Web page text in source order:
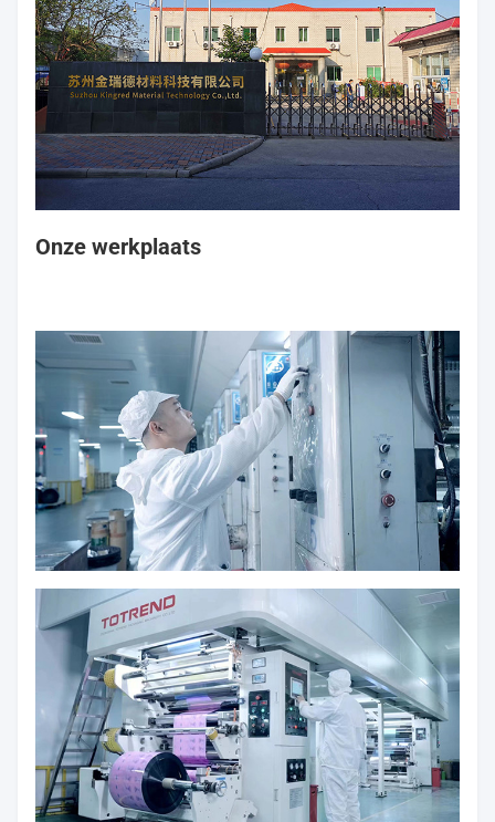
Wenen worst, mortadella worst, enzovoort.
Wij zijn vastbesloten hoogwaardige worstkappenmet
een redelijke prijs om onze partners en klanten te
profiteren.Uitstekende producten, uitstekende
service.We kijken er oprecht naar uit om spoedig met
u samen te werken.
Onze werkplaats